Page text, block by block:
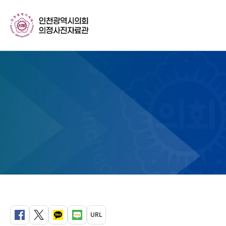
페이스북트위터카카오톡
블로그
URL